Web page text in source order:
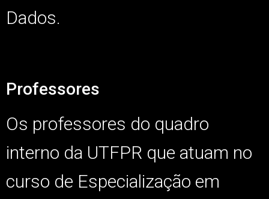
Dados.
Professores
Os professores do quadro
interno da UTFPR que atuam no
curso de Especialização em